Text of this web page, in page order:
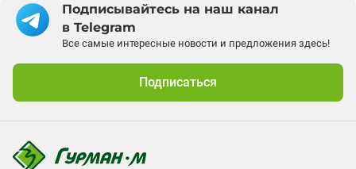
Подписывайтесь на наш канал
в Telegram
Все самые интересные новости и предложения здесь!
Подписаться